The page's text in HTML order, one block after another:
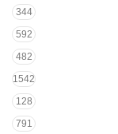
344
592
482
1542
128
791